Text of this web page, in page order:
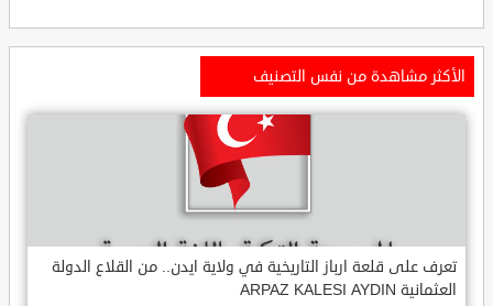
الأكثر مشاهدة من نفس التصنيف
تعرف على قلعة ارباز التاريخية في ولاية ايدن.. من القلاع الدولة
العثمانية ARPAZ KALESI AYDIN